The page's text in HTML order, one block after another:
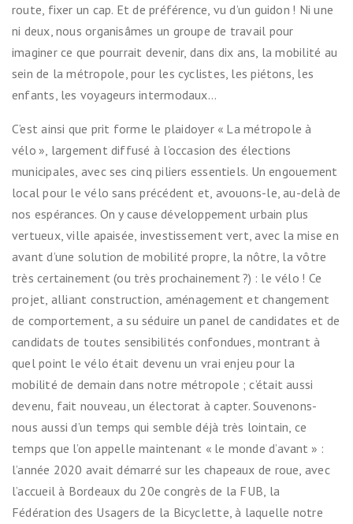
route, fixer un cap. Et de préférence, vu d’un guidon ! Ni une
ni deux, nous organisâmes un groupe de travail pour
imaginer ce que pourrait devenir, dans dix ans, la mobilité au
sein de la métropole, pour les cyclistes, les piétons, les
enfants, les voyageurs intermodaux…
C’est ainsi que prit forme le plaidoyer « La métropole à
vélo », largement diffusé à l’occasion des élections
municipales, avec ses cinq piliers essentiels. Un engouement
local pour le vélo sans précédent et, avouons-le, au-delà de
nos espérances. On y cause développement urbain plus
vertueux, ville apaisée, investissement vert, avec la mise en
avant d’une solution de mobilité propre, la nôtre, la vôtre
très certainement (ou très prochainement ?) : le vélo ! Ce
projet, alliant construction, aménagement et changement
de comportement, a su séduire un panel de candidates et de
candidats de toutes sensibilités confondues, montrant à
quel point le vélo était devenu un vrai enjeu pour la
mobilité de demain dans notre métropole ; c’était aussi
devenu, fait nouveau, un électorat à capter. Souvenons-
nous aussi d’un temps qui semble déjà très lointain, ce
temps que l’on appelle maintenant « le monde d’avant » :
l’année 2020 avait démarré sur les chapeaux de roue, avec
l’accueil à Bordeaux du 20e congrès de la FUB, la
Fédération des Usagers de la Bicyclette, à laquelle notre